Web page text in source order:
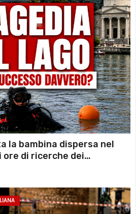
la bambina dispersa nel
ore di ricerche dei